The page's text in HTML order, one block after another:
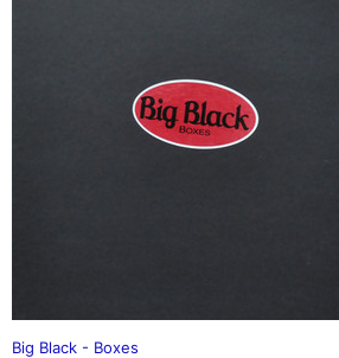
Big Black - Boxes